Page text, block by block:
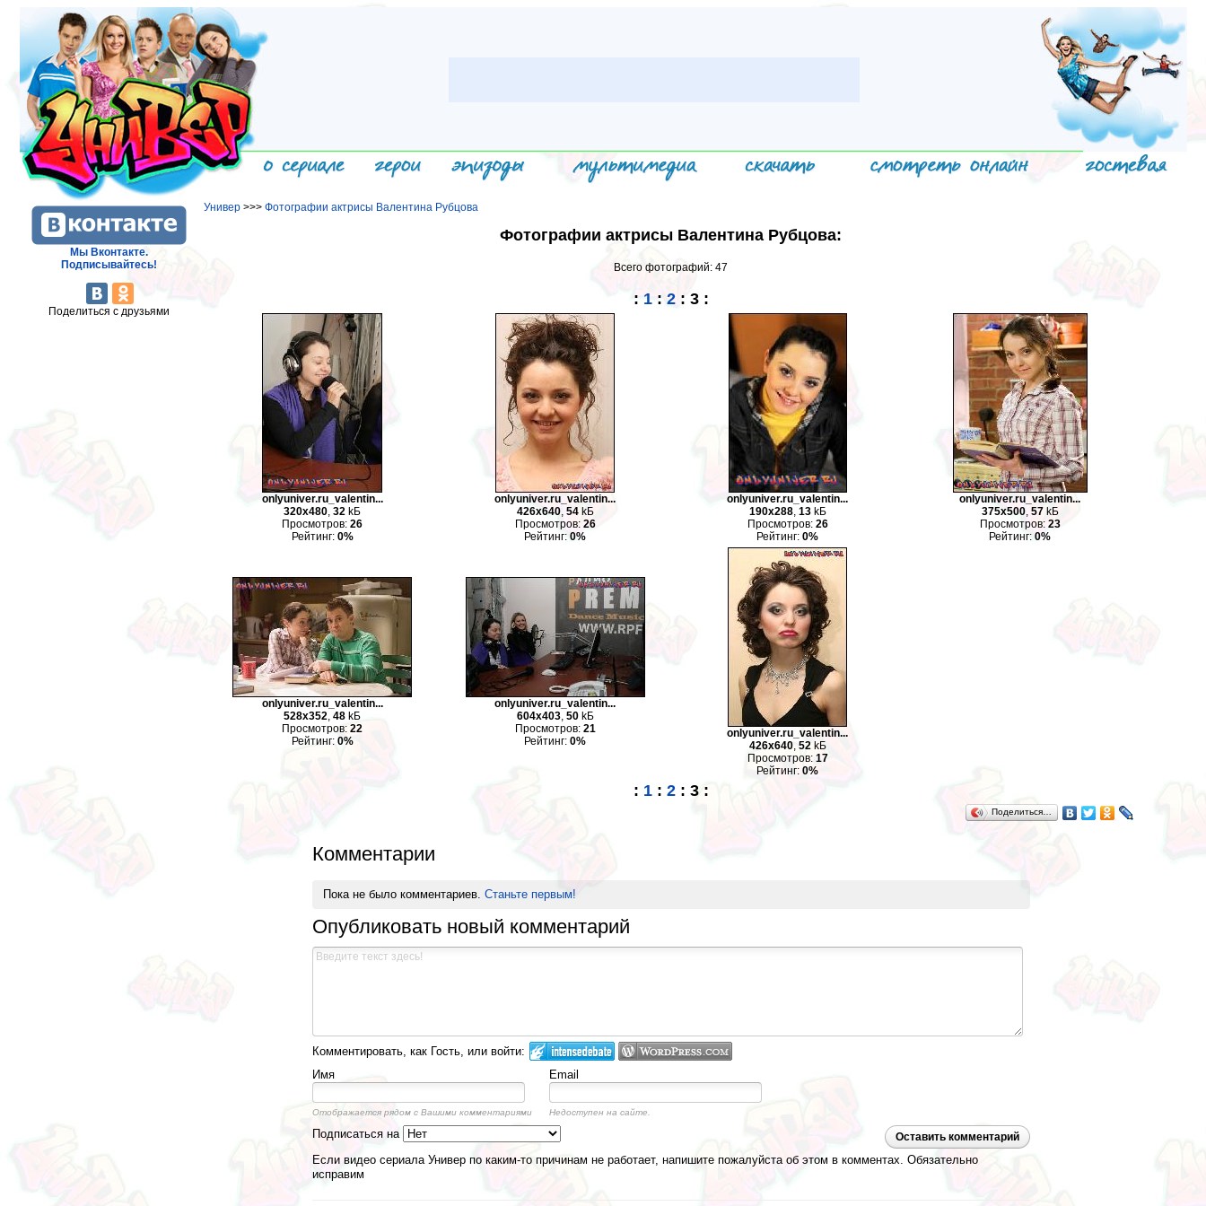
Мы Вконтакте.
Подписывайтесь!
Поделиться с друзьями
Универ >>> Фотографии актрисы Валентина Рубцова
Фотографии актрисы Валентина Рубцова:
Всего фотографий: 47
: 1: 2: 3:
onlyuniver.ru_valentin...
320x480, 32 kБ
Просмотров: 26
Рейтинг: 0%
onlyuniver.ru_valentin...
426x640, 54kБ
Просмотров: 26
Рейтинг: 0%
onlyuniver.ru_valentin...
190x288, 13kБ
Просмотров: 26
Рейтинг: 0%
onlyuniver.ru_valentin...
375x500, 57kБ
Просмотров: 23
Рейтинг: 0%
onlyuniver.ru_valentin...
528x352, 48 kБ
Просмотров: 22
Рейтинг: 0%
onlyuniver.ru_valentin...
604x403, 50kБ
Просмотров: 21
Рейтинг: 0%
onlyuniver.ru_valentin...
426x640, 52kБ
Просмотров: 17
Рейтинг: 0%
: 1: 2: 3:
Поделиться…
Комментарии
Пока не было комментариев. Станьте первым!
Опубликовать новый комментарий
Комментировать, как Гость, или войти:
Имя
Email
Отображается рядом с Вашими комментариями Недоступен на сайте.
Оставить комментарий
Подписаться на
Если видео сериала Универ по каким-то причинам не работает, напишите пожалуйста об этом в комментах. Обязательно
исправим